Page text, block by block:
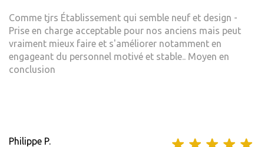
Comme tjrs Établissement qui semble neuf et design -
Prise en charge acceptable pour nos anciens mais peut
vraiment mieux faire et s'améliorer notamment en
engageant du personnel motivé et stable.. Moyen en
conclusion
Philippe P.